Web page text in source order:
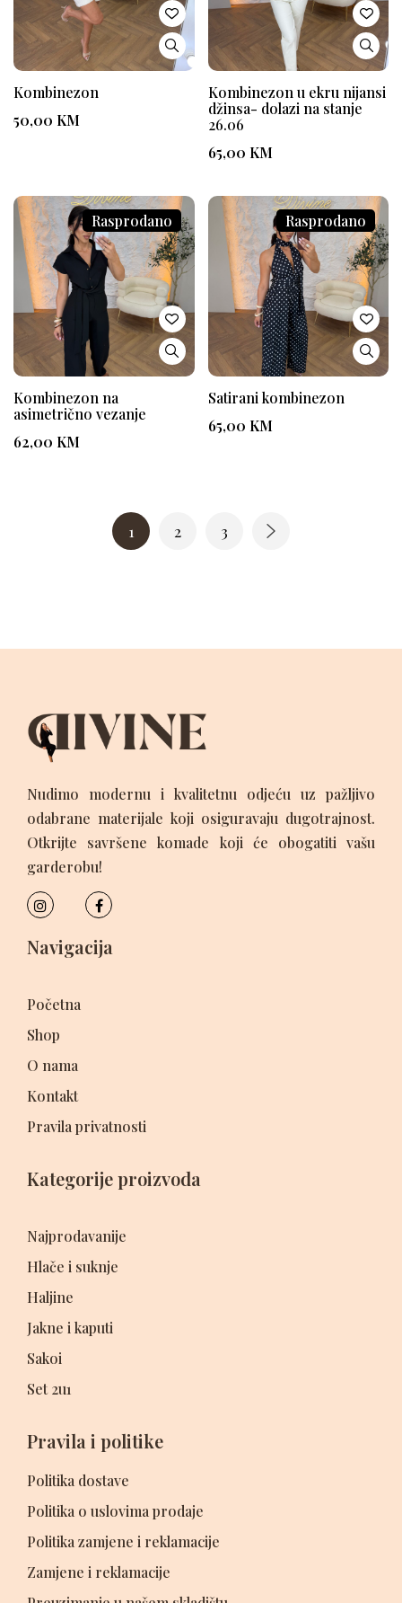
Kombinezon
50,00 KM
Kombinezon u ekru nijansi
džinsa- dolazi na stanje
26.06
65,00 KM
Rasprodano
Kombinezon na
asimetrično vezanje
62,00 KM
Rasprodano
Satirani kombinezon
65,00 KM
1 2 3
Nudimo modernu i kvalitetnu odjeću uz pažljivo
odabrane materijale koji osiguravaju dugotrajnost.
Otkrijte savršene komade koji će obogatiti vašu
garderobu!
Navigacija
Početna
Shop
O nama
Kontakt
Pravila privatnosti
Kategorije proizvoda
Najprodavanije
Hlače i suknje
Haljine
Jakne i kaputi
Sakoi
Set 2u1
Pravila i politike
Politika dostave
Politika o uslovima prodaje
Politika zamjene i reklamacije
Zamjene i reklamacije